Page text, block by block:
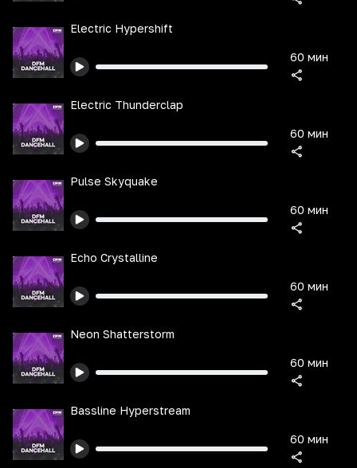
Electric Hypershift
60 мин
Electric Thunderclap
60 мин
Pulse Skyquake
60 мин
Echo Crystalline
60 мин
Neon Shatterstorm
60 мин
Bassline Hyperstream
60 мин